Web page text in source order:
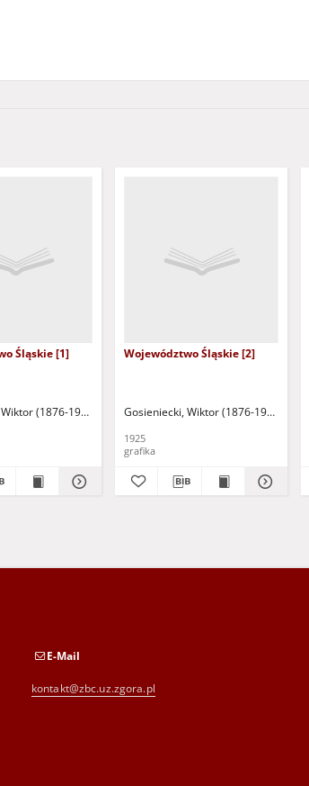
Śląskie [1]
(1876-1956)
Województwo Śląskie [2]
Gosieniecki, Wiktor (1876-1956)
1925
grafika
E-Mail
kontakt@zbc.uz.zgora.pl